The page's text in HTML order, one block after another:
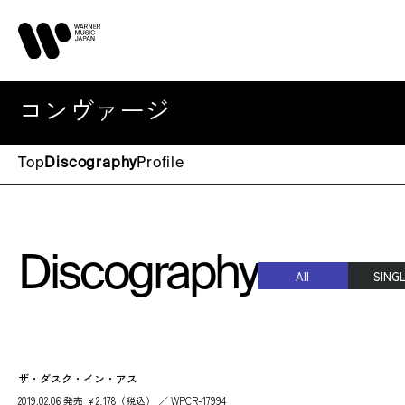
コンヴァージ
Top DiscographyProfile
Discography All
ザ・ダスク・イン・アス
2019.02.06 発売 ￥2,178（税込） ／ WPCR-17994